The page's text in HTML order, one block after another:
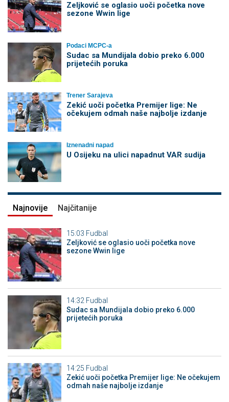
Zeljković se oglasio uoči početka nove
sezone Wwin lige
Podaci MCPC-a
Sudac sa Mundijala dobio preko 6.000
prijetećih poruka
Trener Sarajeva
Zekić uoči početka Premijer lige: Ne
očekujem odmah naše najbolje izdanje
Iznenadni napad
U Osijeku na ulici napadnut VAR sudija
Najnovije Najčitanije
15:03 Fudbal
Zeljković se oglasio uoči početka nove
sezone Wwin lige
14:32 Fudbal
Sudac sa Mundijala dobio preko 6.000
prijetećih poruka
14:25 Fudbal
Zekić uoči početka Premijer lige: Ne očekujem
odmah naše najbolje izdanje